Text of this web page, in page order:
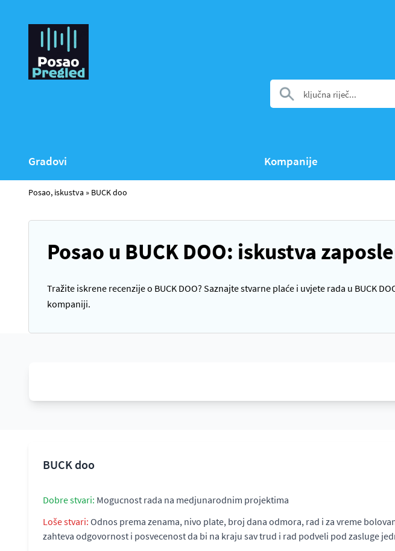
Gradovi Kompanije
Posao, iskustva » BUCK doo
Posao u BUCK DOO: iskustva
Tražite iskrene recenzije o BUCK DOO? Saznajte stvarne plaće i uvjete rada u BUCK
kompaniji.
BUCK doo
Dobre stvari: Mogucnost rada na medjunarodnim projektima
Loše stvari: Odnos prema zenama, nivo plate, broj dana odmora, rad i za vreme
zahteva odgovornost i posvecenost da bi na kraju sav trud i rad podveli pod zasluge